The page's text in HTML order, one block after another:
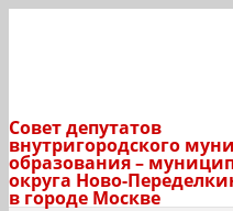
Совет депутатов
внутригородского
образования –
округа Ново-
в городе Москве